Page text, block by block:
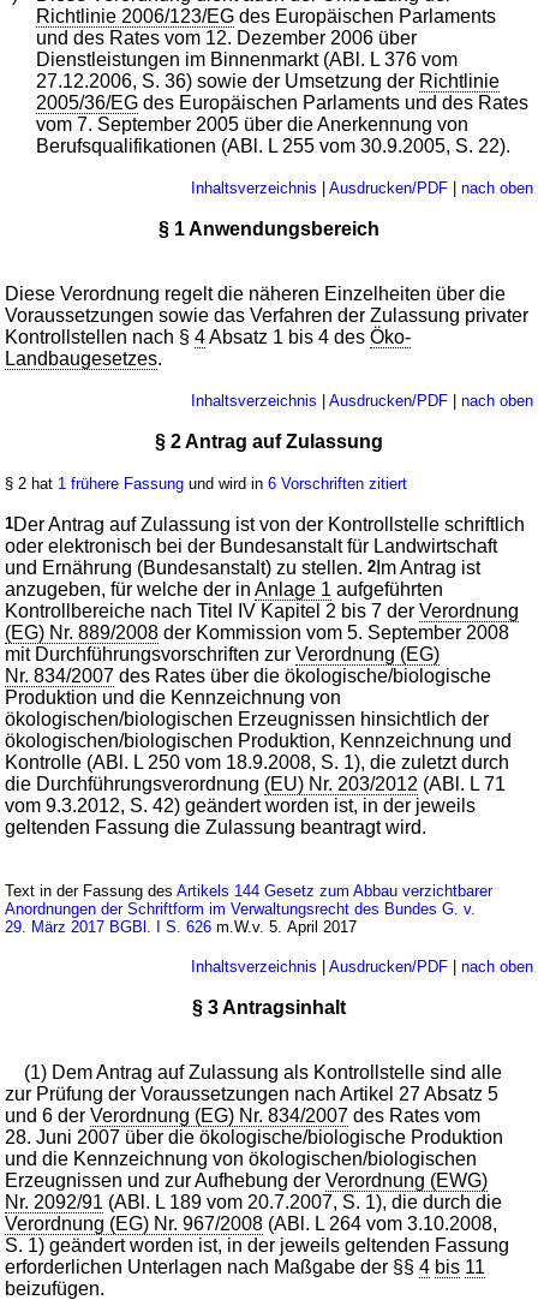
Richtlinie 2006/123/EG des Europäischen Parlaments
und des Rates vom 12. Dezember 2006 über
Dienstleistungen im Binnenmarkt (ABl. L 376 vom
27.12.2006, S. 36) sowie der Umsetzung der Richtlinie
2005/36/EG des Europäischen Parlaments und des Rates
vom 7. September 2005 über die Anerkennung von
Berufsqualifikationen (ABl. L 255 vom 30.9.2005, S. 22).
Inhaltsverzeichnis | Ausdrucken/PDF| nach oben
§ 1 Anwendungsbereich
Diese Verordnung regelt die näheren Einzelheiten über die
Voraussetzungen sowie das Verfahren der Zulassung privater
Kontrollstellen nach §4Absatz 1 bis 4 desÖko-
Landbaugesetzes.
Inhaltsverzeichnis | Ausdrucken/PDF| nach oben
§ 2 Antrag auf Zulassung
§ 2 hat 1 frühere Fassung und wird in6 Vorschriften zitiert
1Der Antrag auf Zulassung ist von der Kontrollstelle schriftlich
oder elektronisch bei der Bundesanstalt für Landwirtschaft
und Ernährung (Bundesanstalt) zu stellen.2 Im Antrag ist
anzugeben, für welche der inAnlage 1 aufgeführten
Kontrollbereiche nach Titel IV Kapitel 2 bis 7 derVerordnung
(EG) Nr. 889/2008 der Kommission vom 5. September 2008
mit Durchführungsvorschriften zurVerordnung (EG)
Nr. 834/2007 des Rates über die ökologische/biologische
Produktion und die Kennzeichnung von
ökologischen/biologischen Erzeugnissen hinsichtlich der
ökologischen/biologischen Produktion, Kennzeichnung und
Kontrolle (ABl. L 250 vom 18.9.2008, S. 1), die zuletzt durch
die Durchführungsverordnung (EU) Nr. 203/2012 (ABl. L 71
vom 9.3.2012, S. 42) geändert worden ist, in der jeweils
geltenden Fassung die Zulassung beantragt wird.
Text in der Fassung desArtikels 144 Gesetz zum Abbau verzichtbarer
Anordnungen der Schriftform im Verwaltungsrecht des Bundes G. v.
29. März 2017 BGBl. I S. 626 m.W.v. 5. April 2017
Inhaltsverzeichnis | Ausdrucken/PDF| nach oben
§ 3 Antragsinhalt
(1) Dem Antrag auf Zulassung als Kontrollstelle sind alle
zur Prüfung der Voraussetzungen nach Artikel 27 Absatz 5
und 6 derVerordnung (EG) Nr. 834/2007 des Rates vom
28. Juni 2007 über die ökologische/biologische Produktion
und die Kennzeichnung von ökologischen/biologischen
Erzeugnissen und zur Aufhebung derVerordnung (EWG)
Nr. 2092/91 (ABl. L 189 vom 20.7.2007, S. 1), die durch die
Verordnung (EG) Nr. 967/2008 (ABl. L 264 vom 3.10.2008,
S. 1) geändert worden ist, in der jeweils geltenden Fassung
erforderlichen Unterlagen nach Maßgabe der §§4 bis 11
beizufügen.